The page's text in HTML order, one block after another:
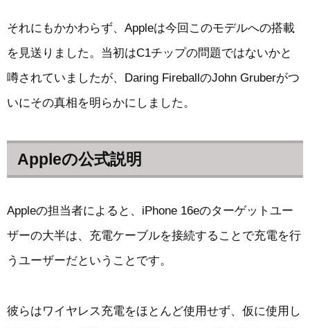
それにもかかわらず、Appleは今回このモデルへの搭載
を見送りました。当初はC1チップの問題ではないかと
噂されていましたが、Daring FireballのJohn Gruberがつ
いにその真相を明らかにしました。
Appleの公式説明
Appleの担当者によると、iPhone 16eのターゲットユー
ザーの大半は、充電ケーブルを接続することで充電を行
うユーザーだということです。
彼らはワイヤレス充電をほとんど使用せず、仮に使用し